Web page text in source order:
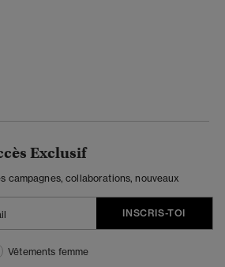
Exclusif
campagnes, collaborations, nouveaux
INSCRIS-TOI
Vêtements femme